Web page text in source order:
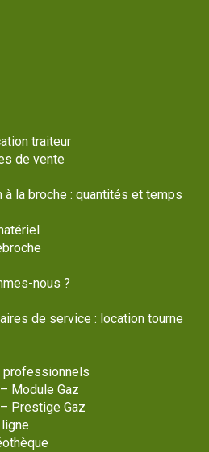
traiteur
de vente
à la broche : quantités et temps
nous ?
de service : location tourne
professionnels
Module Gaz
Prestige Gaz